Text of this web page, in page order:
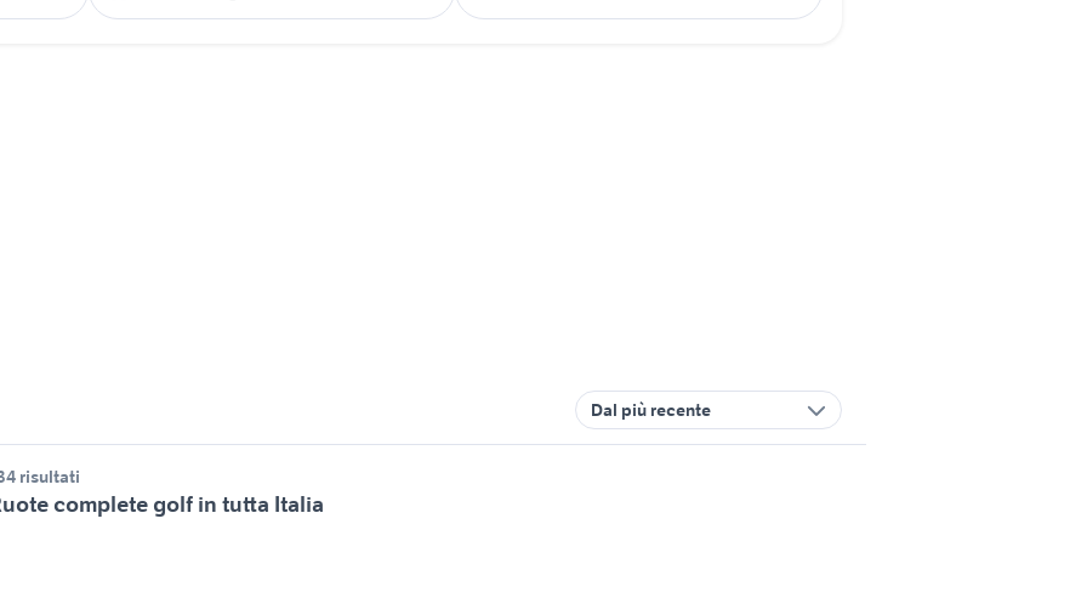
Dal più recente
risultati
complete golf in tutta Italia